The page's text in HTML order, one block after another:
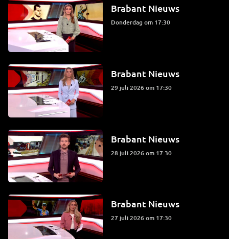
Brabant Nieuws
donderdag om 17:30
Brabant Nieuws
29 juli 2026 om 17:30
Brabant Nieuws
28 juli 2026 om 17:30
Brabant Nieuws
27 juli 2026 om 17:30